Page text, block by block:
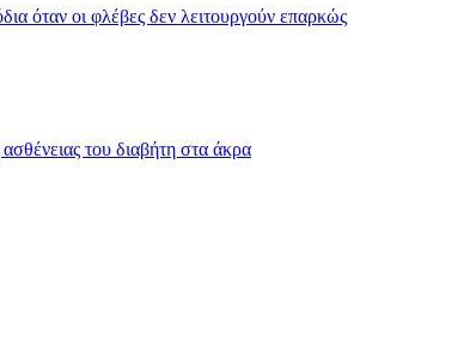
όταν οι φλέβες δεν λειτουργούν επαρκώς
του διαβήτη στα άκρα